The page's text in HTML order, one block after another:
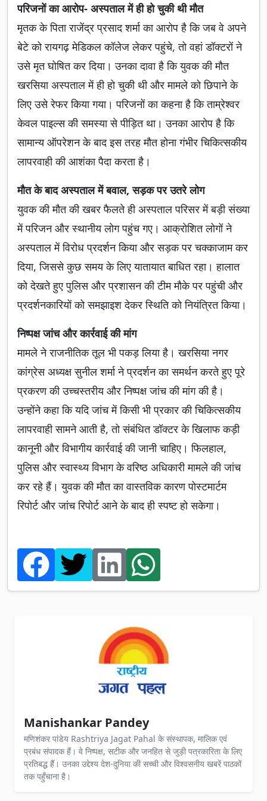
परिजनों का आरोप- अस्पताल में ही हो चुकी थी मौत
मृतक के पिता राजेंद्र प्रसाद शर्मा का आरोप है कि जब वे अपने
बेटे को रायगढ़ मेडिकल कॉलेज लेकर पहुंचे, तो वहां डॉक्टरों ने
उसे मृत घोषित कर दिया। उनका दावा है कि युवक की मौत
खरसिया अस्पताल में ही हो चुकी थी और मामले को छिपाने के
लिए उसे रेफर किया गया। परिजनों का कहना है कि ताम्रेश्वर
केवल पाइल्स की समस्या से पीड़ित था। उनका आरोप है कि
सामान्य ऑपरेशन के बाद इस तरह मौत होना गंभीर चिकित्सकीय
लापरवाही की आशंका पैदा करता है।
मौत के बाद अस्पताल में बवाल, सड़क पर उतरे लोग
युवक की मौत की खबर फैलते ही अस्पताल परिसर में बड़ी संख्या
में परिजन और स्थानीय लोग पहुंच गए। आक्रोशित लोगों ने
अस्पताल में विरोध प्रदर्शन किया और सड़क पर चक्काजाम कर
दिया, जिससे कुछ समय के लिए यातायात बाधित रहा। हालात
को देखते हुए पुलिस और प्रशासन की टीम मौके पर पहुंची और
प्रदर्शनकारियों को समझाइश देकर स्थिति को नियंत्रित किया।
निष्पक्ष जांच और कार्रवाई की मांग
मामले ने राजनीतिक तूल भी पकड़ लिया है। खरसिया नगर
कांग्रेस अध्यक्ष सुनील शर्मा ने प्रदर्शन का समर्थन करते हुए पूरे
प्रकरण की उच्चस्तरीय और निष्पक्ष जांच की मांग की है।
उन्होंने कहा कि यदि जांच में किसी भी प्रकार की चिकित्सकीय
लापरवाही सामने आती है, तो संबंधित डॉक्टर के खिलाफ कड़ी
कानूनी और विभागीय कार्रवाई की जानी चाहिए। फिलहाल,
पुलिस और स्वास्थ्य विभाग के वरिष्ठ अधिकारी मामले की जांच
कर रहे हैं। युवक की मौत का वास्तविक कारण पोस्टमार्टम
रिपोर्ट और जांच रिपोर्ट आने के बाद ही स्पष्ट हो सकेगा।
Manishankar Pandey
मणिशंकर पांडेय Rashtriya Jagat Pahal के संस्थापक, मालिक एवं
प्रबंध संपादक हैं। वे निष्पक्ष, सटीक और जनहित से जुड़ी पत्रकारिता के लिए
प्रतिबद्ध हैं। उनका उद्देश्य देश-दुनिया की सच्ची और विश्वसनीय खबरें पाठकों
तक पहुँचाना है।